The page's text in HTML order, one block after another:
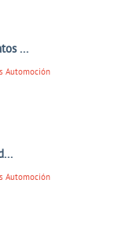
...
Automoción
Automoción